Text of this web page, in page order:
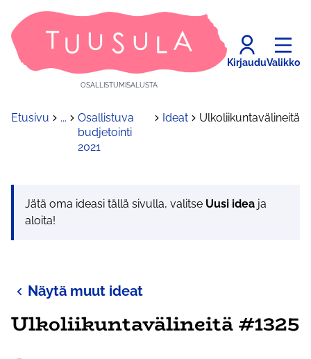
OSALLISTUMISALUSTA
KirjauduValikko
Etusivu ...
Osallistuva
budjetointi
2021
Ideat Ulkoliikuntavälineitä
Jätä oma ideasi tällä sivulla, valitse Uusi idea ja
aloita!
Näytä muut ideat
Ulkoliikuntavälineitä #1325